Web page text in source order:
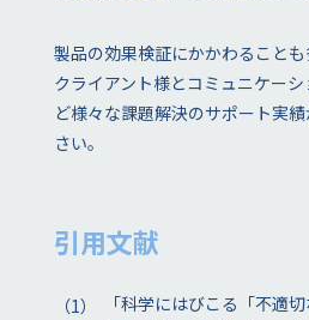
製品の効果検証にかかわること
クライアント様とコミュニケー
ど様々な課題解決のサポート実
さい。
引用文献
「科学にはびこる「不